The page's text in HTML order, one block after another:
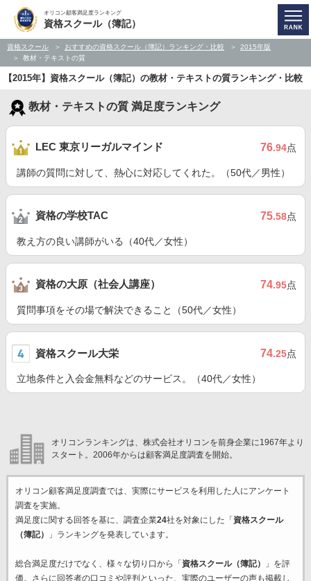
オリコン顧客満足度ランキング
資格スクール（簿記）
資格スクール おすすめの資格スクール（簿記）ランキング・比較
2015年版
教材・テキストの質
【2015年】資格スクール（簿記）の教材・テキストの質ランキング・比較
教材・テキストの質 満足度ランキング
LEC 東京リーガルマインド 76.94点
講師の質問に対して、熱心に対応してくれた。（50代／男性）
資格の学校TAC 75.58点
教え方の良い講師がいる（40代／女性）
資格の大原（社会人講座） 74.95点
質問事項をその場で解決できること（50代／女性）
資格スクール大栄 74.25点
立地条件と入会金無料などのサービス。（40代／女性）
オリコンランキングは、株式会社オリコンを前身企業に1967年より
スタート。2006年からは顧客満足度調査を開始。
オリコン顧客満足度調査では、実際にサービスを利用した 人にアンケート
調査を実施。
満足度に関する回答を基に、調査企業24社を対象にした「 資格スクール
（簿記）
」ランキングを発表しています。
総合満足度だけでなく、様々な切り口から「 資格スクール（簿記）
」を評
価。さらに回答者の口コミや評判といった、実際のユーザーの声も掲載し